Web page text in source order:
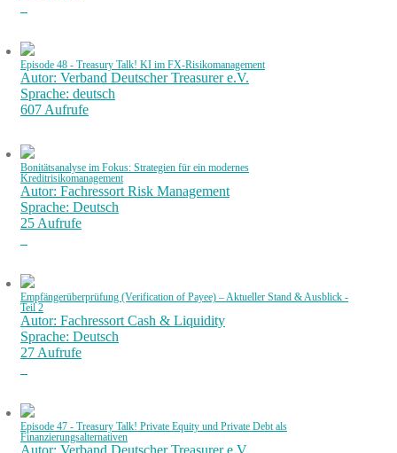
Episode 48 - Treasury Talk! KI im FX-Risikomanagement
Autor: Verband Deutscher Treasurer e.V.
Sprache: deutsch
607 Aufrufe
Bonitätsanalyse im Fokus: Strategien für ein modernes
Kreditrisikomanagement
Autor: Fachressort Risk Management
Sprache: Deutsch
25 Aufrufe
Empfängerüberprüfung (Verification of Payee) – Aktueller Stand & Ausblick -
Teil 2
Autor: Fachressort Cash & Liquidity
Sprache: Deutsch
27 Aufrufe
Episode 47 - Treasury Talk! Private Equity und Private Debt als
Finanzierungsalternativen